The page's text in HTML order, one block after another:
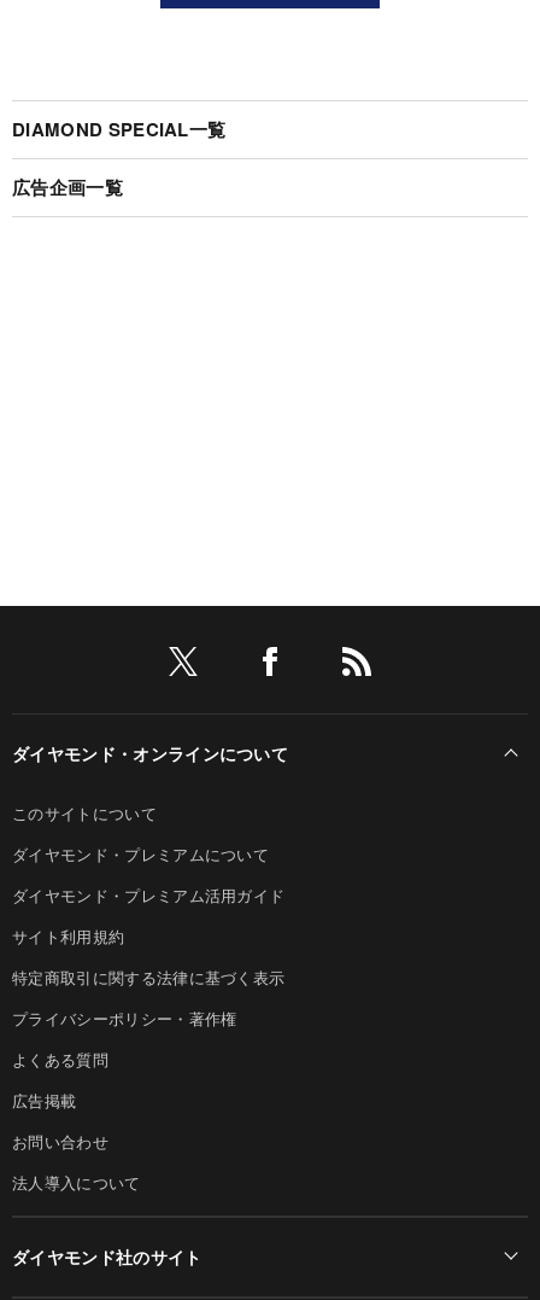
DIAMOND SPECIAL一覧
広告企画一覧
ダイヤモンド・オンラインについて
このサイトについて
ダイヤモンド・プレミアムについて
ダイヤモンド・プレミアム活用ガイド
サイト利用規約
特定商取引に関する法律に基づく表示
プライバシーポリシー・著作権
よくある質問
広告掲載
お問い合わせ
法人導入について
ダイヤモンド社のサイト